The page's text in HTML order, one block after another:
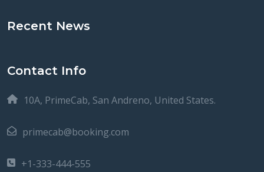
Recent News
Contact Info
10A, PrimeCab, San Andreno, United States.
primecab@booking.com
+1-333-444-555